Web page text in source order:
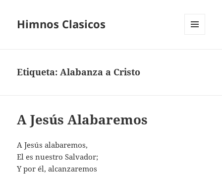
Himnos Clasicos
Etiqueta:Alabanza a Cristo
A Jesús Alabaremos
A Jesús alabaremos,
El es nuestro Salvador;
Y por él, alcanzaremos